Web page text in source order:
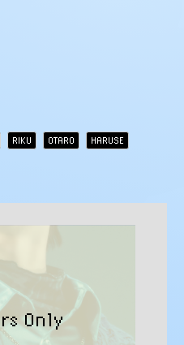
RIKU OTARO HARUSE